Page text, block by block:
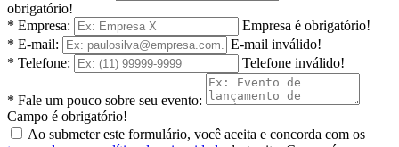
obrigatório!
* Empresa:
Empresa é obrigatório!
* E-mail:
E-mail inválido!
* Telefone:
Telefone inválido!
* Fale um pouco sobre seu evento:
Campo é obrigatório!
Ao submeter este formulário, você aceita e concorda com os